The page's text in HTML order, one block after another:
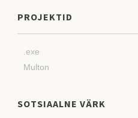
PROJEKTID
.exe
Multon
SOTSIAALNE VÄRK